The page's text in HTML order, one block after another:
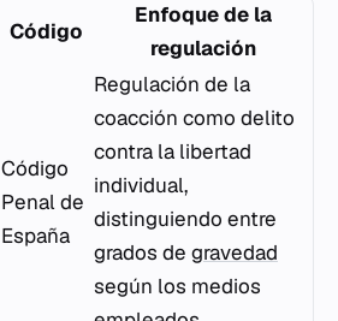
Código
Enfoque de la
regulación
Código
Penal de
España
Regulación de la
coacción como delito
contra la libertad
individual,
distinguiendo entre
grados de gravedad
según los medios